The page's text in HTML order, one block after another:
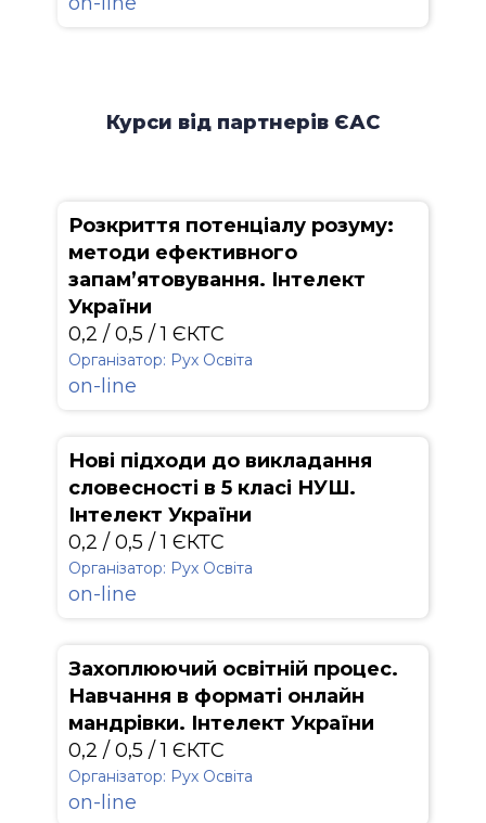
Курси від партнерів ЄАС
Розкриття потенціалу розуму:
методи ефективного
запам’ятовування. Інтелект
України
0,2 / 0,5 / 1 ЄКТС
Організатор: Рух Освіта
on-line
Нові підходи до викладання
словесності в 5 класі НУШ.
Інтелект України
0,2 / 0,5 / 1 ЄКТС
Організатор: Рух Освіта
on-line
Захоплюючий освітній процес.
Навчання в форматі онлайн
мандрівки. Інтелект України
0,2 / 0,5 / 1 ЄКТС
Організатор: Рух Освіта
on-line